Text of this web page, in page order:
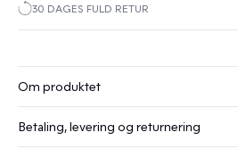
30 DAGES FULD RETUR
Om produktet
Betaling, levering og returnering